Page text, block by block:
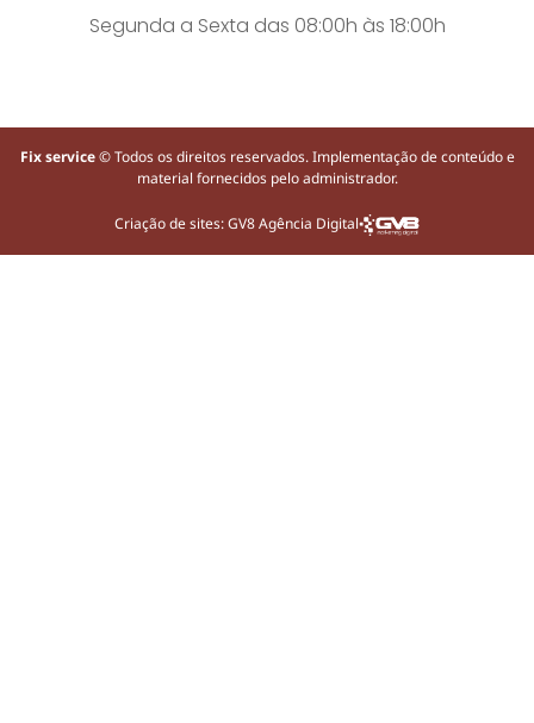
Segunda a Sexta das 08:00h às 18:00h
Fix service© Todos os direitos reservados. Implementação de conteúdo e
material fornecidos pelo administrador.
Criação de sites: GV8 Agência Digital